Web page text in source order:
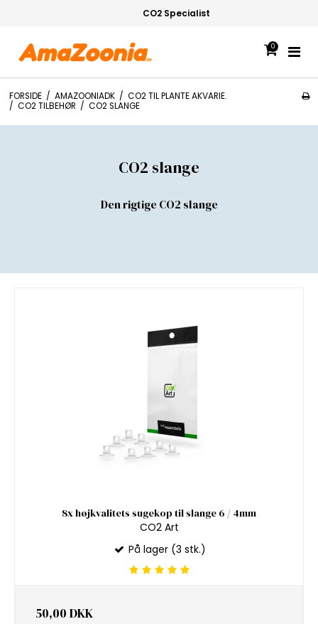
CO2 Specialist
0
FORSIDE / AMAZOONIADK / CO2 TIL PLANTE AKVARIE.
/ CO2 TILBEHØR / CO2 SLANGE
CO2 slange
Den rigtige CO2 slange
8x højkvalitets sugekop til slange 6 / 4mm
CO2 Art
På lager (3 stk.)
50,00 DKK